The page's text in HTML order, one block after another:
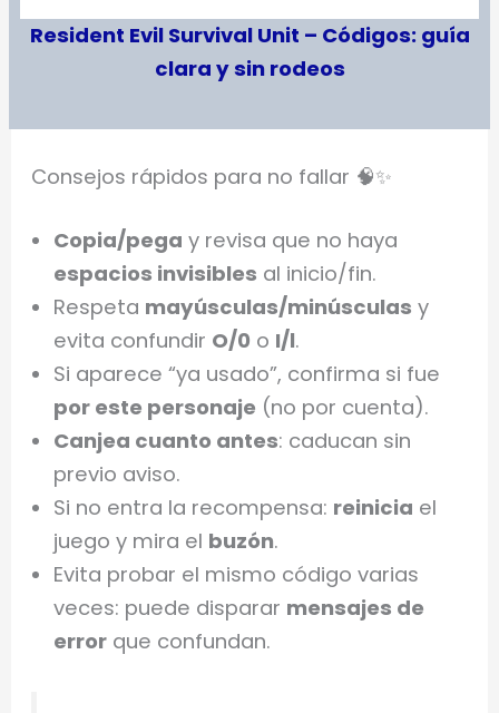
Resident Evil Survival Unit – Códigos: guía
clara y sin rodeos
Consejos rápidos para no fallar 🧠✨
Copia/pega y revisa que no haya
espacios invisibles al inicio/fin.
Respeta mayúsculas/minúsculas y
evita confundir O/0 o I/l.
Si aparece “ya usado”, confirma si fue
por este personaje (no por cuenta).
Canjea cuanto antes: caducan sin
previo aviso.
Si no entra la recompensa: reinicia el
juego y mira el buzón.
Evita probar el mismo código varias
veces: puede disparar mensajes de
error que confundan.